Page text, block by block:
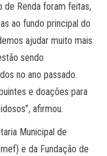
de Renda foram feitas,
ao fundo principal do
ajudar muito mais
sendo
no ano passado.
e doações para
afirmou.
Municipal de
e da Fundação de